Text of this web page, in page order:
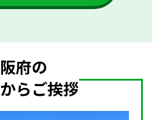
府の
らご挨拶